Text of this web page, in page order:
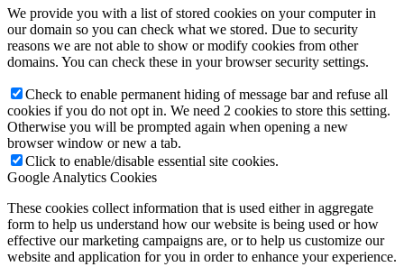
We provide you with a list of stored cookies on your computer in
our domain so you can check what we stored. Due to security
reasons we are not able to show or modify cookies from other
domains. You can check these in your browser security settings.
Check to enable permanent hiding of message bar and refuse all
cookies if you do not opt in. We need 2 cookies to store this setting.
Otherwise you will be prompted again when opening a new
browser window or new a tab.
Click to enable/disable essential site cookies.
Google Analytics Cookies
These cookies collect information that is used either in aggregate
form to help us understand how our website is being used or how
effective our marketing campaigns are, or to help us customize our
website and application for you in order to enhance your experience.